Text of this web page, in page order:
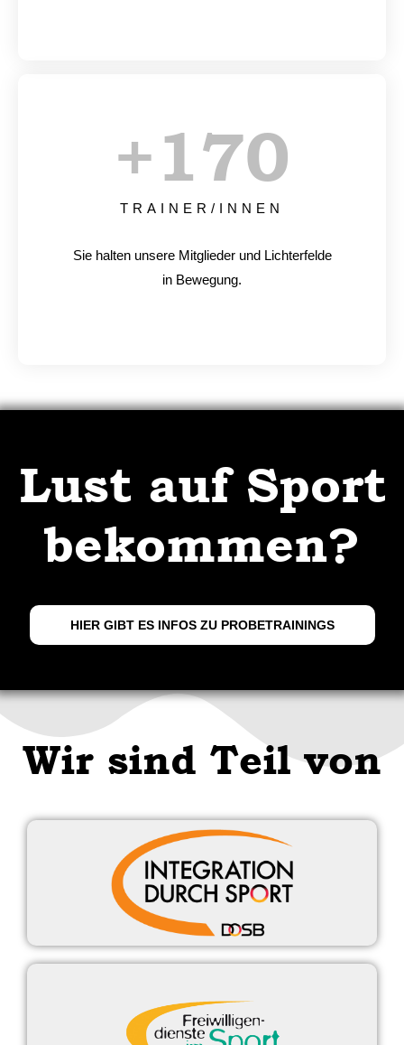
TRAINER/INNEN
+170
Sie halten unsere Mitglieder und Lichterfelde
in Bewegung.
Lust auf Sport
bekommen?
HIER GIBT ES INFOS ZU PROBETRAININGS
Wir sind Teil von